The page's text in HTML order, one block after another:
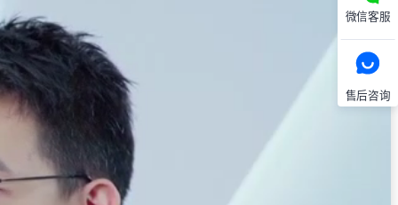
微信客服
售后咨询